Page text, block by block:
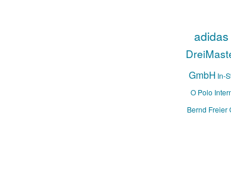
adidas
GmbH In-
O Polo
Bernd Freier